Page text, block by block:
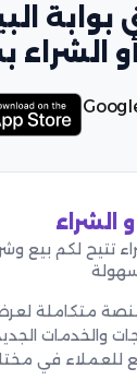
أو
الشراء
تتيح لكم بيع
متكاملة لعرض
والخدمات
للعملاء في